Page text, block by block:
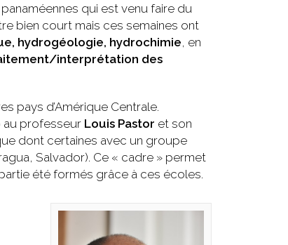
qui est venu faire du
bien court mais ces semaines ont
hydrogéologie, hydrochimie, en
interprétation des
pays d’Amérique Centrale.
au professeur Louis Pastor et son
dont certaines avec un groupe
Salvador). Ce « cadre » permet
été formés grâce à ces écoles.